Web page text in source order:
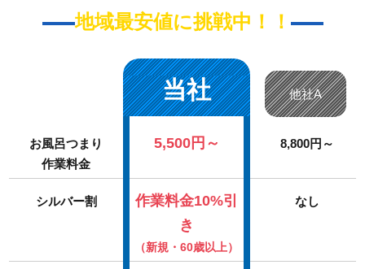
地域最安値に挑戦中！！
当社 他社A
お風呂つまり
作業料金
5,500円～ 8,800円～
シルバー割
作業料金10%引
き
（新規・60歳以上）
なし